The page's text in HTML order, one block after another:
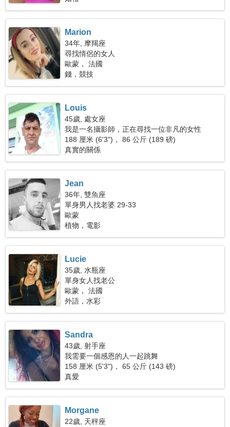
Marion
34年, 摩羯座
尋找情侶的女人
歐蒙， 法國
錢，競技
Louis
45歲, 處女座
我是一名攝影師，正在尋找一位非凡的女性
188 厘米 (6'3")， 86 公斤 (189 磅)
真實的關係
Jean
36年, 雙魚座
單身男人找老婆 29-33
歐蒙
植物，電影
Lucie
35歲, 水瓶座
單身女人找老公
歐蒙， 法國
外語，水彩
Sandra
43歲, 射手座
我需要一個感恩的人一起跳舞
158 厘米 (5'3")， 65 公斤 (143 磅)
真愛
Morgane
22歲, 天秤座